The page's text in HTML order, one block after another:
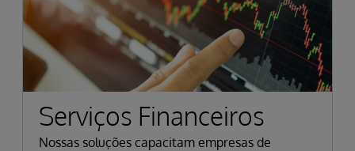
Serviços Financeiros
Nossas soluções capacitam empresas de